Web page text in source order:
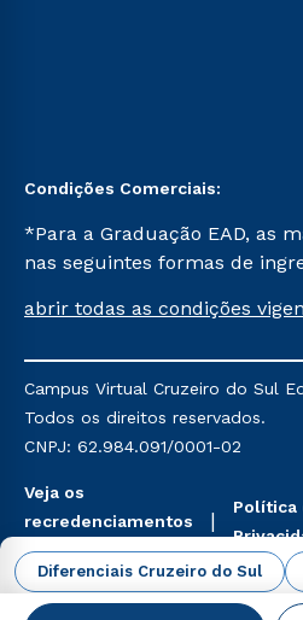
Diferenciais Cruzeiro do Sul
Condições Comerciais:
*Para a Graduação EAD, as
nas seguintes formas de
Já para as demais, a taxa de
mencionadas são referentes
Religioso, Geografia para a
do Ensino de História:
abrir todas as condições
Campus Virtual Cruzeiro do Sul
Todos os direitos reservados.
CNPJ: 62.984.091/0001-02
Veja os
recredenciamentos
aqui
Política